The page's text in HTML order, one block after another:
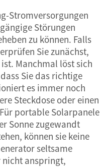
Stromversorgungen
Störungen
zu können. Falls
Sie zunächst,
Manchmal löst sich
Sie das richtige
es immer noch
Steckdose oder einen
portable Solarpanele
Sonne zugewandt
können sie keine
seltsame
nicht anspringt,